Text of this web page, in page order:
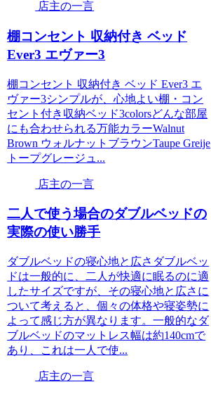
店主の一言
棚コンセント 収納付き ベッド
Ever3 エヴァー3
棚コンセント 収納付き ベッド Ever3 エ
ヴァー3シンプルが、心地よい棚・コン
セント付き収納ベッド3colorsどんな部屋
にも合わせられる万能カラーWalnut
Brown ウォルナットブラウンTaupe Greije
トープグレージュ...
店主の一言
二人で使う場合のダブルベッドの
実際の使い勝手
ダブルベッドの寝心地と広さダブルベッ
ドは一般的に、二人が快適に眠るのに適
したサイズですが、その寝心地と広さに
ついて考えると、個々の体格や寝姿勢に
よって感じ方が異なります。一般的なダ
ブルベッドのマットレス幅は約140cmで
あり、これは一人で使...
店主の一言